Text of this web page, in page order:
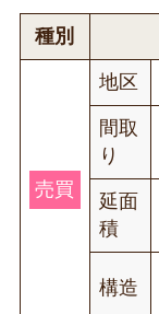
種別
売買
地区
間取
り
延面
積
構造